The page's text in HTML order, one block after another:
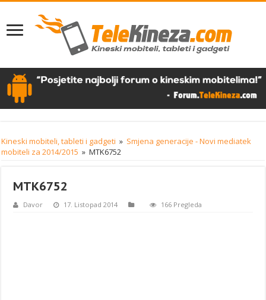
Kineski mobiteli, tableti i gadgeti » Smjena generacije - Novi mediatek
mobiteli za 2014/2015 » MTK6752
MTK6752
Davor 17. Listopad 2014 166 Pregleda